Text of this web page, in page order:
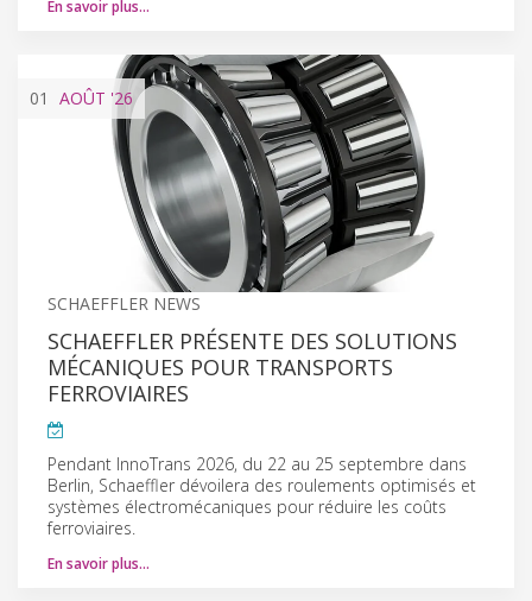
En savoir plus…
01 AOÛT '26
SCHAEFFLER NEWS
SCHAEFFLER PRÉSENTE DES SOLUTIONS
MÉCANIQUES POUR TRANSPORTS
FERROVIAIRES
Pendant InnoTrans 2026, du 22 au 25 septembre dans
Berlin, Schaeffler dévoilera des roulements optimisés et
systèmes électromécaniques pour réduire les coûts
ferroviaires.
En savoir plus…